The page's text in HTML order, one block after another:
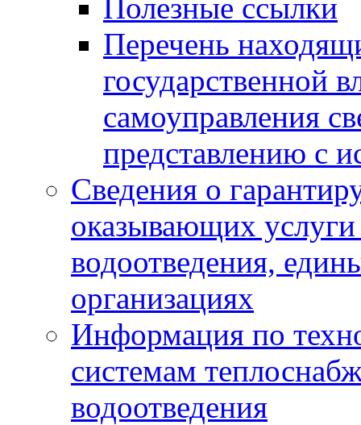
Полезные ссылки
Перечень
государственной
самоуправления
представлению с
Сведения о
оказывающих
водоотведения,
организациях
Информация по
системам
водоотведения